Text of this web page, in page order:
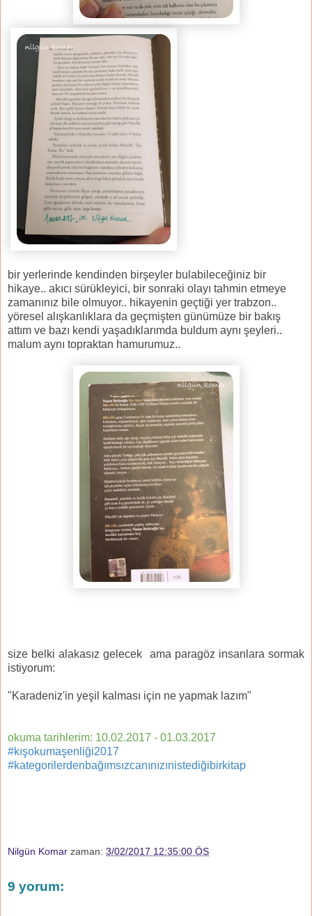
bir yerlerinde kendinden birşeyler bulabileceğiniz bir
hikaye.. akıcı sürükleyici, bir sonraki olayı tahmin etmeye
zamanınız bile olmuyor.. hikayenin geçtiği yer trabzon..
yöresel alışkanlıklara da geçmişten günümüze bir bakış
attım ve bazı kendi yaşadıklarımda buldum aynı şeyleri..
malum aynı topraktan hamurumuz..
size belki alakasız gelecek ama paragöz insanlara sormak
istiyorum:
"Karadeniz'in yeşil kalması için ne yapmak lazım"
okuma tarihlerim: 10.02.2017 - 01.03.2017
#kışokumaşenliği2017
#kategorilerdenbağımsızcanınızınistediğibirkitap
Nilgün Komar zaman: 3/02/2017 12:35:00 ÖS
9 yorum: